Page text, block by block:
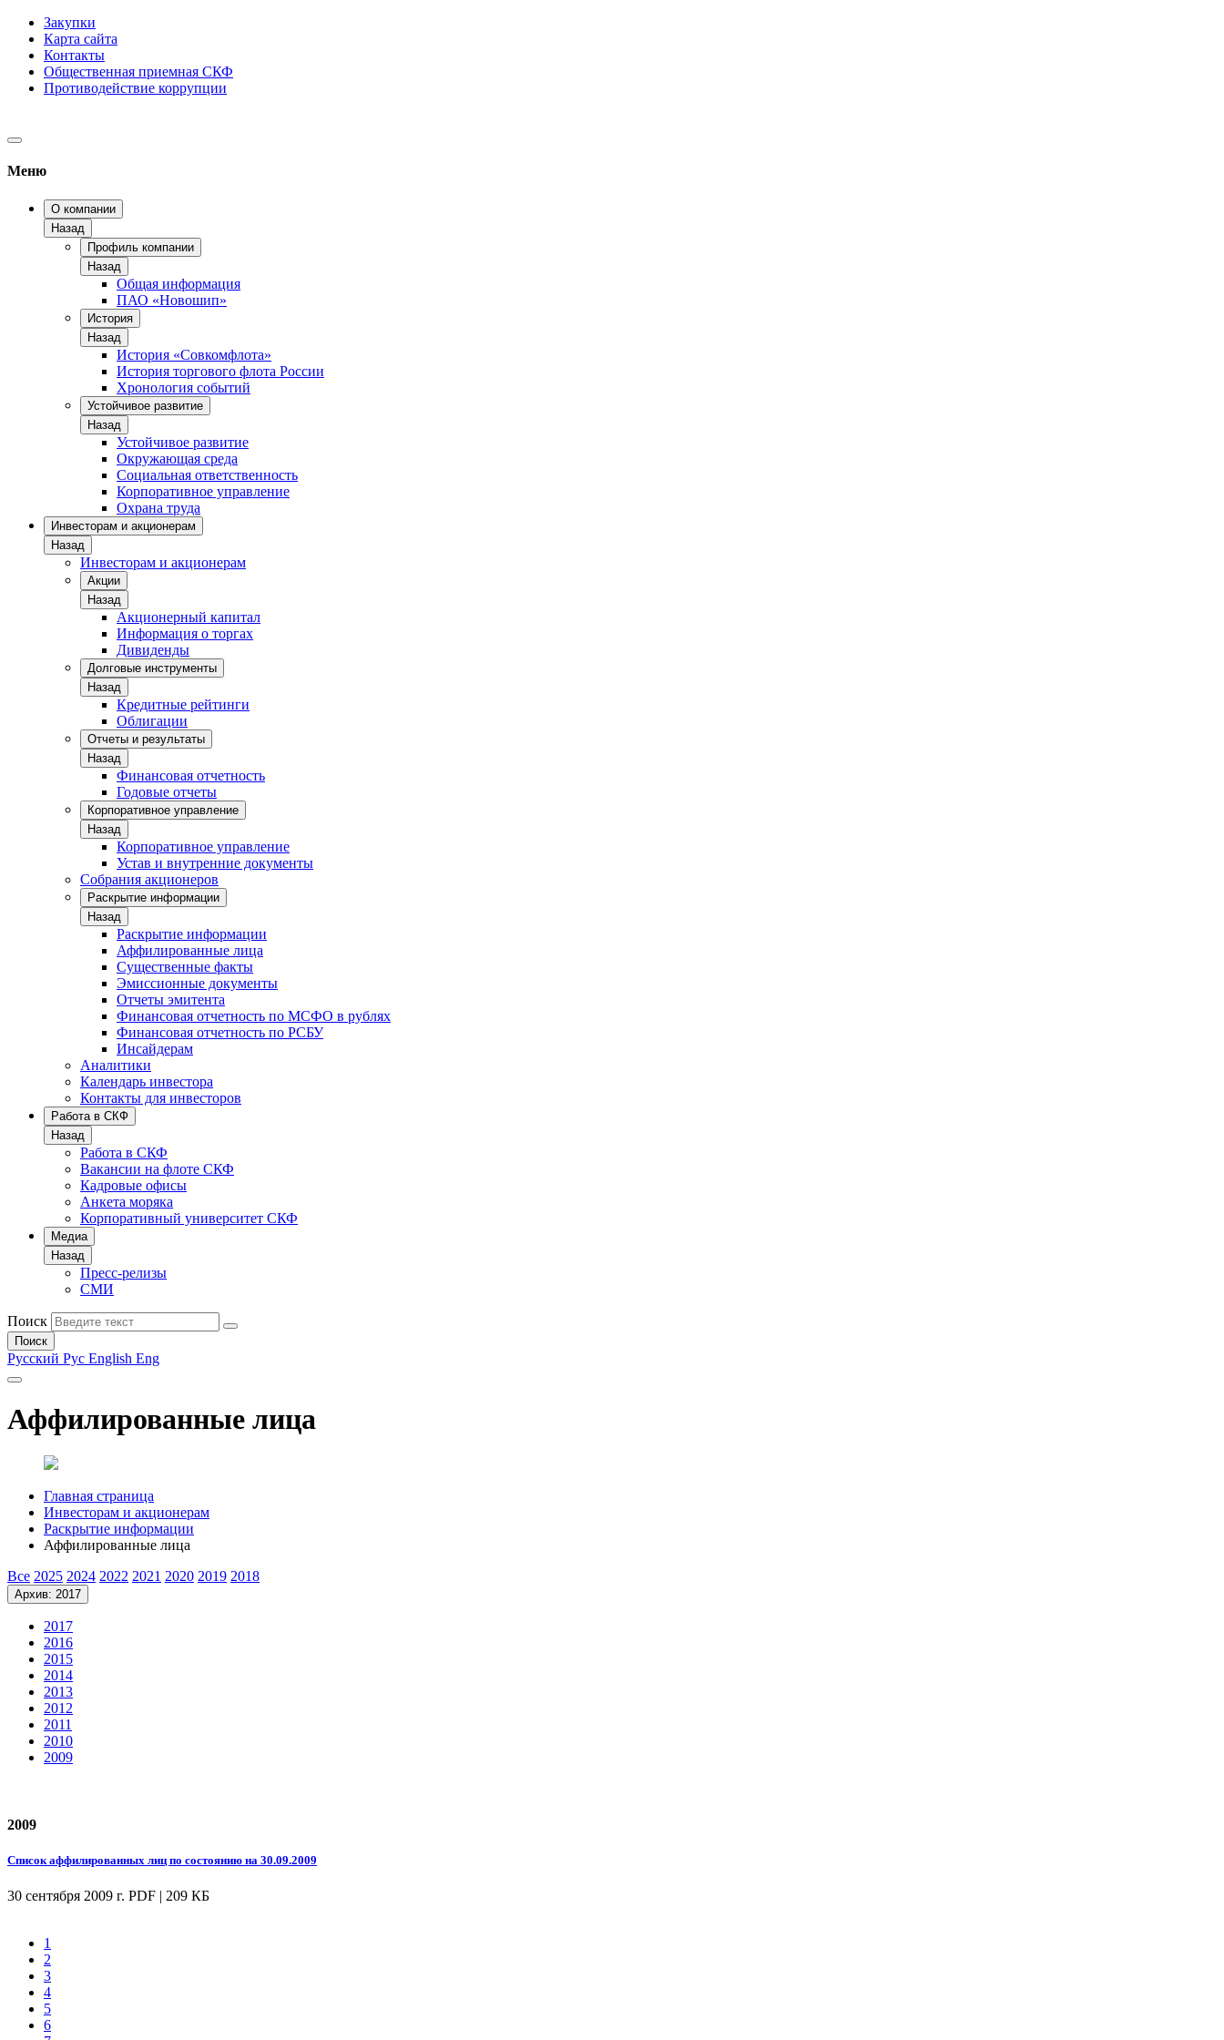
Закупки
Карта сайта
Контакты
Общественная приемная СКФ
Противодействие коррупции
Меню
О компании
Назад
Профиль компании
Назад
Общая информация
ПАО «Новошип»
История
Назад
История «Совкомфлота»
История торгового флота России
Хронология событий
Устойчивое развитие
Назад
Устойчивое развитие
Окружающая среда
Социальная ответственность
Корпоративное управление
Охрана труда
Инвесторам и акционерам
Назад
Инвесторам и акционерам
Акции
Назад
Акционерный капитал
Информация о торгах
Дивиденды
Долговые инструменты
Назад
Кредитные рейтинги
Облигации
Отчеты и результаты
Назад
Финансовая отчетность
Годовые отчеты
Корпоративное управление
Назад
Корпоративное управление
Устав и внутренние документы
Собрания акционеров
Раскрытие информации
Назад
Раскрытие информации
Аффилированные лица
Существенные факты
Эмиссионные документы
Отчеты эмитента
Финансовая отчетность по МСФО в рублях
Финансовая отчетность по РСБУ
Инсайдерам
Аналитики
Календарь инвестора
Контакты для инвесторов
Работа в СКФ
Назад
Работа в СКФ
Вакансии на флоте СКФ
Кадровые офисы
Анкета моряка
Корпоративный университет СКФ
Медиа
Назад
Пресс-релизы
СМИ
Поиск
Поиск
Русский Рус English Eng
Аффилированные лица
Главная страница
Инвесторам и акционерам
Раскрытие информации
Аффилированные лица
Все 2025 2024 2022 2021 2020 2019 2018
Архив: 2017
2017
2016
2015
2014
2013
2012
2011
2010
2009
2009
Список аффилированных лиц по состоянию на 30.09.2009
30 сентября 2009 г. PDF | 209 КБ
1
2
3
4
5
6